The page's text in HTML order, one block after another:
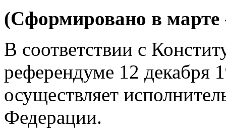
(Сформировано в марте
В соответствии с
референдуме 12 декабря
осуществляет
Федерации.